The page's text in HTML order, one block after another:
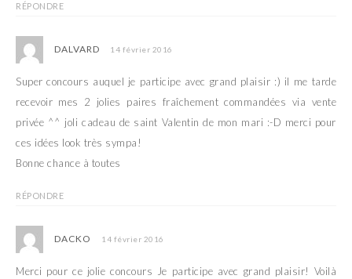
RÉPONDRE
DALVARD 14 février 2016
Super concours auquel je participe avec grand plaisir :) il me tarde
recevoir mes 2 jolies paires fraîchement commandées via vente
privée ^^ joli cadeau de saint Valentin de mon mari :-D merci pour
ces idées look très sympa!
Bonne chance à toutes
RÉPONDRE
DACKO 14 février 2016
Merci pour ce jolie concours Je participe avec grand plaisir! Voilà